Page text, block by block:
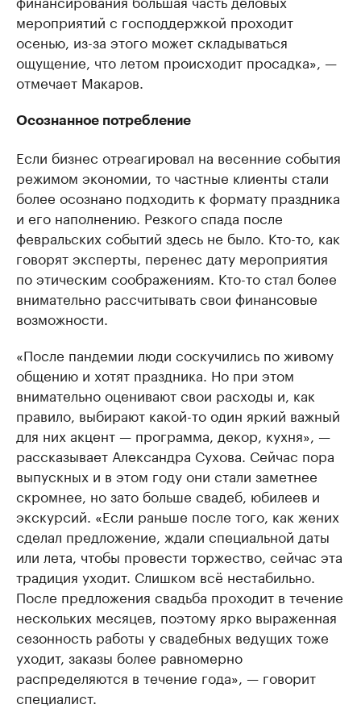
мероприятий с господдержкой проходит
осенью, из-за этого может складываться
ощущение, что летом происходит просадка», —
отмечает Макаров.
Осознанное потребление
Если бизнес отреагировал на весенние события
режимом экономии, то частные клиенты стали
более осознано подходить к формату праздника
и его наполнению. Резкого спада после
февральских событий здесь не было. Кто-то, как
говорят эксперты, перенес дату мероприятия
по этическим соображениям. Кто-то стал более
внимательно рассчитывать свои финансовые
возможности.
«После пандемии люди соскучились по живому
общению и хотят праздника. Но при этом
внимательно оценивают свои расходы и, как
правило, выбирают какой-то один яркий важный
для них акцент — программа, декор, кухня», —
рассказывает Александра Сухова. Сейчас пора
выпускных и в этом году они стали заметнее
скромнее, но зато больше свадеб, юбилеев и
экскурсий. «Если раньше после того, как жених
сделал предложение, ждали специальной даты
или лета, чтобы провести торжество, сейчас эта
традиция уходит. Слишком всё нестабильно.
После предложения свадьба проходит в течение
нескольких месяцев, поэтому ярко выраженная
сезонность работы у свадебных ведущих тоже
уходит, заказы более равномерно
распределяются в течение года», — говорит
специалист.